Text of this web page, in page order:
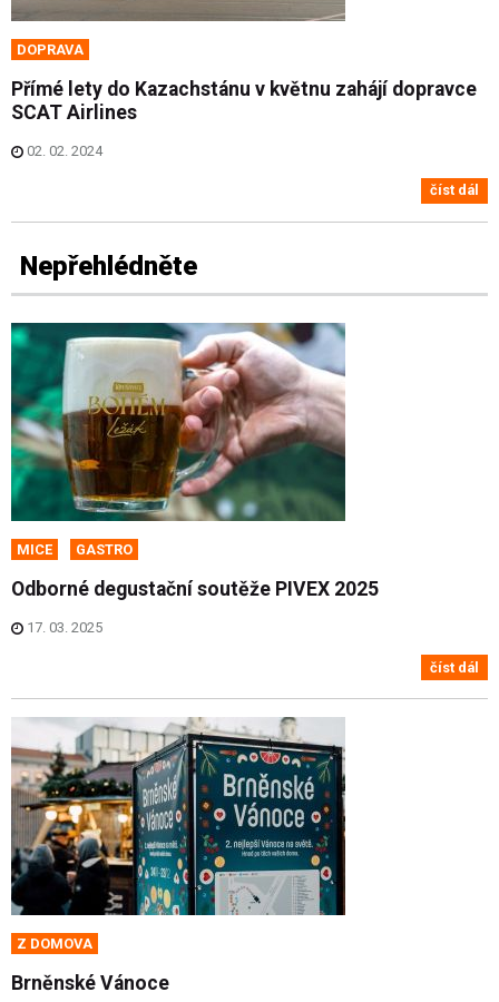
DOPRAVA
Přímé lety do Kazachstánu v květnu zahájí dopravce
SCAT Airlines
02. 02. 2024
číst dál
Nepřehlédněte
MICE GASTRO
Odborné degustační soutěže PIVEX 2025
17. 03. 2025
číst dál
Z DOMOVA
Brněnské Vánoce